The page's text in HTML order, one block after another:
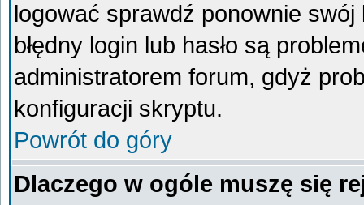
logować sprawdź ponownie swój
błędny login lub hasło są
administratorem forum, gdyż
konfiguracji skryptu.
Powrót do góry
Dlaczego w ogóle muszę się